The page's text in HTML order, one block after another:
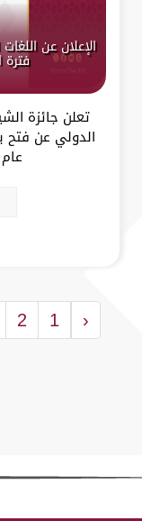
فترة
تعلن جائزة
الدولي عن فتح
عام 2025 بدءًا ...
‹
1
2